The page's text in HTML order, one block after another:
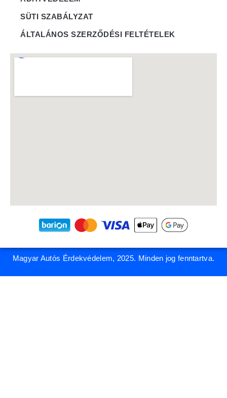
SÜTI SZABÁLYZAT
ÁLTALÁNOS SZERZŐDÉSI FELTÉTELEK
Magyar Autós Érdekvédelem, 2025. Minden jog fenntartva.